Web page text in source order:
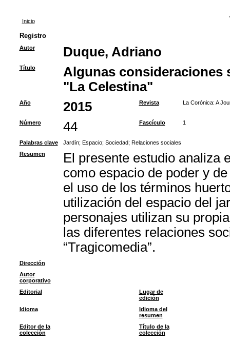
Inicio
Registro
Autor Duque, Adriano
Título
Algunas consideraciones
"La Celestina"
Año 2015 Revista La Corónica: A
Número 44 Fascículo 1
Palabras clave Jardín; Espacio; Sociedad; Relaciones sociales
Resumen
El presente estudio analiza
como espacio de poder y
el uso de los términos
utilización del espacio del
personajes utilizan su
las diferentes relaciones
“Tragicomedia”.
Dirección
Autor
corporativo
Editorial
Lugar de
edición
Idioma
Idioma del
resumen
Editor de la
colección
Título de la
colección